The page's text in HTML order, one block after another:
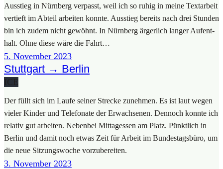
Aus­stieg in Nürn­berg ver­passt, weil ich so ruhig in mei­ne Text­ar­beit
ver­tieft im Abteil arbei­ten konn­te. Aus­stieg bereits nach drei Stun­den
bin ich zudem nicht gewöhnt. In Nürn­berg ärger­lich lan­ger Auf­ent­
halt. Ohne die­se wäre die Fahrt…
5. Novem­ber 2023
Stuttgart → Berlin
ICE
Der füllt sich im Lau­fe sei­ner Stre­cke zuneh­men. Es ist laut wegen
vie­ler Kin­der und Tele­fo­na­te der Erwach­se­nen. Den­noch konn­te ich
rela­tiv gut arbei­ten. Neben­bei Mit­tag­essen am Platz. Pünkt­lich in
Ber­lin und damit noch etwas Zeit für Arbeit im Bun­des­tags­bü­ro, um
die neue Sit­zungs­wo­che vor­zu­be­rei­ten.
3. Novem­ber 2023